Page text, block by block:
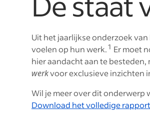
Uit het jaarlijkse onderzoek
voelen op hun werk.1 Er moet
hier aandacht aan te
werkvoor exclusieve inzichten
Wil je meer over dit onderwerp
Download het volledige rapport